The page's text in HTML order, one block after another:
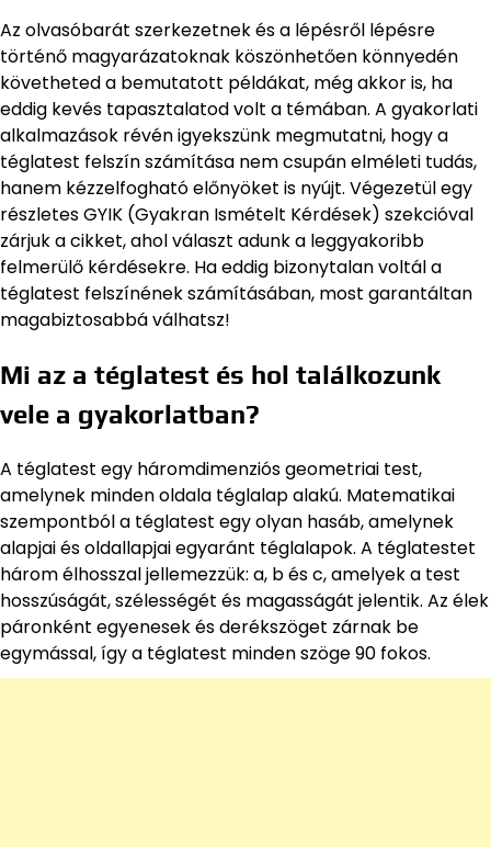
Az olvasóbarát szerkezetnek és a lépésről lépésre
történő magyarázatoknak köszönhetően könnyedén
követheted a bemutatott példákat, még akkor is, ha
eddig kevés tapasztalatod volt a témában. A gyakorlati
alkalmazások révén igyekszünk megmutatni, hogy a
téglatest felszín számítása nem csupán elméleti tudás,
hanem kézzelfogható előnyöket is nyújt. Végezetül egy
részletes GYIK (Gyakran Ismételt Kérdések) szekcióval
zárjuk a cikket, ahol választ adunk a leggyakoribb
felmerülő kérdésekre. Ha eddig bizonytalan voltál a
téglatest felszínének számításában, most garantáltan
magabiztosabbá válhatsz!
Mi az a téglatest és hol találkozunk
vele a gyakorlatban?
A téglatest egy háromdimenziós geometriai test,
amelynek minden oldala téglalap alakú. Matematikai
szempontból a téglatest egy olyan hasáb, amelynek
alapjai és oldallapjai egyaránt téglalapok. A téglatestet
három élhosszal jellemezzük: a, b és c, amelyek a test
hosszúságát, szélességét és magasságát jelentik. Az élek
páronként egyenesek és derékszöget zárnak be
egymással, így a téglatest minden szöge 90 fokos.